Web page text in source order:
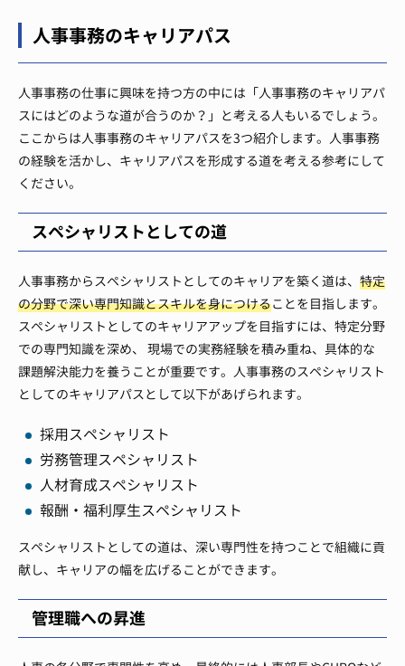
人事事務のキャリアパス
人事事務の仕事に興味を持つ方の中には「人事事務のキャリアパ
スにはどのような道が合うのか？」と考える人もいるでしょう。
ここからは人事事務のキャリアパスを3つ紹介します。人事事務
の経験を活かし、キャリアパスを形成する道を考える参考にして
ください。
スペシャリストとしての道
人事事務からスペシャリストとしてのキャリアを築く道は、 特定
の分野で深い専門知識とスキルを身につけることを目指します。
スペシャリストとしてのキャリアアップを目指すには、特定分野
での専門知識を深め、 現場での実務経験を積み重ね、具体的な
課題解決能力を養うことが重要です。人事事務のスペシャリスト
としてのキャリアパスとして以下があげられます。
採用スペシャリスト
労務管理スペシャリスト
人材育成スペシャリスト
報酬・福利厚生スペシャリスト
スペシャリストとしての道は、深い専門性を持つことで組織に貢
献し、キャリアの幅を広げることができます。
管理職への昇進